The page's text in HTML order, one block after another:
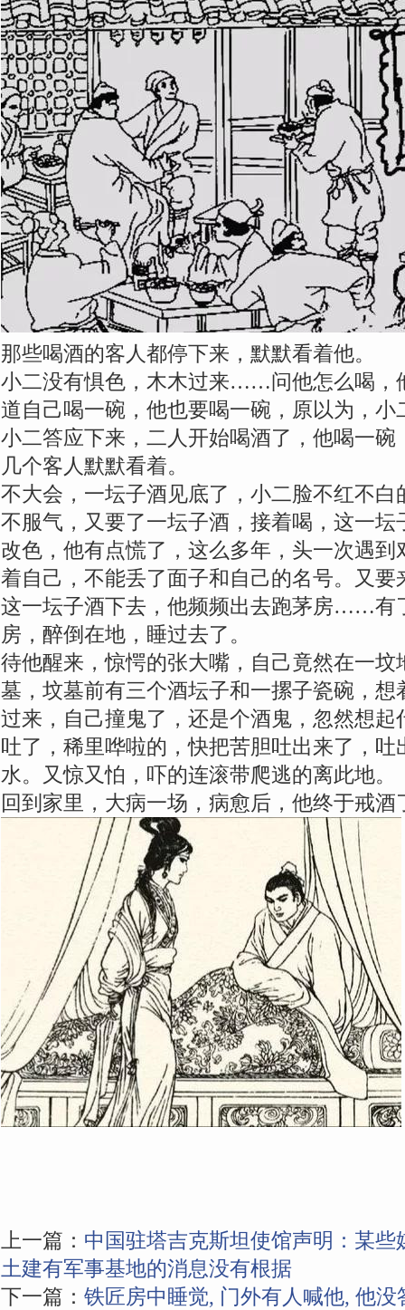
那些喝酒的客人都停下来，默默看着他。
小二没有惧色，木木过来……问他怎么喝，
道自己喝一碗，他也要喝一碗，原以为，
小二答应下来，二人开始喝酒了，他喝一
几个客人默默看着。
不大会，一坛子酒见底了，小二脸不红不白
不服气，又要了一坛子酒，接着喝，这一
改色，他有点慌了，这么多年，头一次遇
着自己，不能丢了面子和自己的名号。又要
这一坛子酒下去，他频频出去跑茅房……有
房，醉倒在地，睡过去了。
待他醒来，惊愕的张大嘴，自己竟然在一
墓，坟墓前有三个酒坛子和一摞子瓷碗，
过来，自己撞鬼了，还是个酒鬼，忽然想
吐了，稀里哗啦的，快把苦胆吐出来了，
水。又惊又怕，吓的连滚带爬逃的离此地。
回到家里，大病一场，病愈后，他终于戒
上一篇： 中国驻塔吉克斯坦使馆声明：某
土建有军事基地的消息没有根据
下一篇： 铁匠房中睡觉, 门外有人喊他, 他没